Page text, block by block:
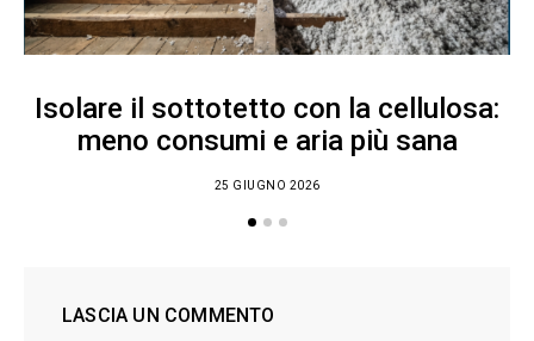
Isolare il sottotetto con la cellulosa:
meno consumi e aria più sana
25 GIUGNO 2026
LASCIA UN COMMENTO